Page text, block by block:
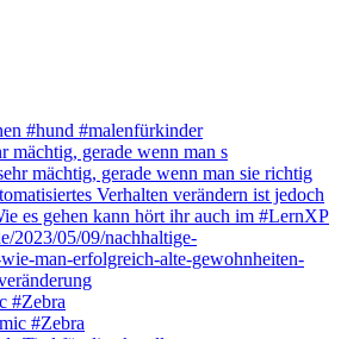
mächtig, gerade wenn man s
#Zebra